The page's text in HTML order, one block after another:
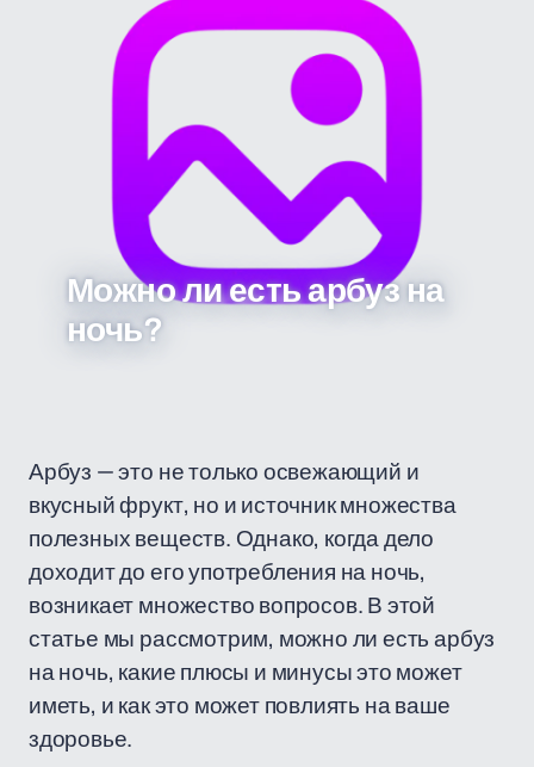
Можно ли есть арбуз на
ночь?
Арбуз — это не только освежающий и
вкусный фрукт, но и источник множества
полезных веществ. Однако, когда дело
доходит до его употребления на ночь,
возникает множество вопросов. В этой
статье мы рассмотрим, можно ли есть арбуз
на ночь, какие плюсы и минусы это может
иметь, и как это может повлиять на ваше
здоровье.